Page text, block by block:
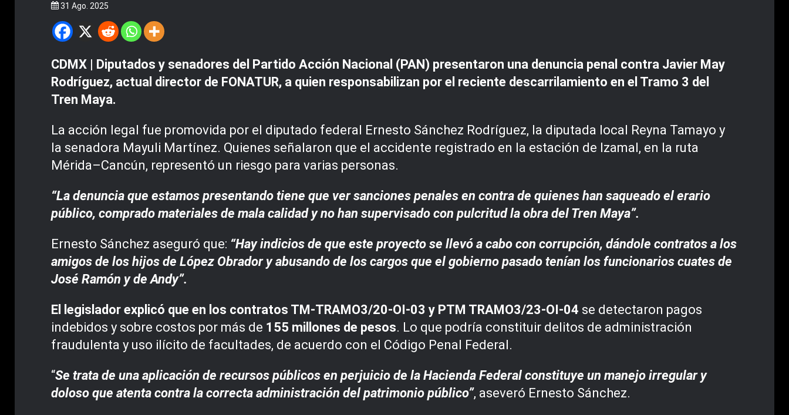
31 Ago. 2025
CDMX | Diputados y senadores del Partido Acción Nacional (PAN) presentaron una denuncia penal contra Javier May
Rodríguez, actual director de FONATUR, a quien responsabilizan por el reciente descarrilamiento en el Tramo 3 del
Tren Maya.
La acción legal fue promovida por el diputado federal Ernesto Sánchez Rodríguez, la diputada local Reyna Tamayo y
la senadora Mayuli Martínez. Quienes señalaron que el accidente registrado en la estación de Izamal, en la ruta
Mérida–Cancún, representó un riesgo para varias personas.
“La denuncia que estamos presentando tiene que ver sanciones penales en contra de quienes han saqueado el erario
público, comprado materiales de mala calidad y no han supervisado con pulcritud la obra del Tren Maya”.
Ernesto Sánchez aseguró que: “Hay indicios de que este proyecto se llevó a cabo con corrupción, dándole contratos a los
amigos de los hijos de López Obrador y abusando de los cargos que el gobierno pasado tenían los funcionarios cuates de
José Ramón y de Andy”.
El legislador explicó que en los contratos TM-TRAMO3/20-OI-03 y PTM TRAMO3/23-OI-04 se detectaron pagos
indebidos y sobre costos por más de 155 millones de pesos. Lo que podría constituir delitos de administración
fraudulenta y uso ilícito de facultades, de acuerdo con el Código Penal Federal.
“Se trata de una aplicación de recursos públicos en perjuicio de la Hacienda Federal constituye un manejo irregular y
doloso que atenta contra la correcta administración del patrimonio público”, aseveró Ernesto Sánchez.